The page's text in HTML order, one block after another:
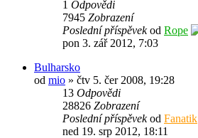
1 Odpovědi
7945 Zobrazení
Poslední příspěvekod Rope
pon 3. zář 2012, 7:03
Bulharsko
od mio » čtv 5. čer 2008, 19:28
13 Odpovědi
28826 Zobrazení
Poslední příspěvekod Fanatik
ned 19. srp 2012, 18:11